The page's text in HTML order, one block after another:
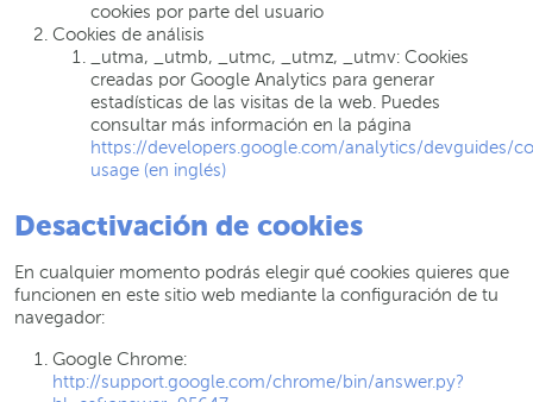
cookies por parte del usuario
Cookies de análisis
_utma, _utmb, _utmc, _utmz, _utmv: Cookies
creadas por Google Analytics para generar
estadísticas de las visitas de la web. Puedes
consultar más información en la página
https://developers.google.com/analytics/devguides/
usage (en inglés)
Desactivación de cookies
En cualquier momento podrás elegir qué cookies quieres que
funcionen en este sitio web mediante la configuración de tu
navegador:
Google Chrome:
http://support.google.com/chrome/bin/answer.py?